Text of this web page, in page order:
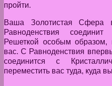
пройти.
Ваша Золотистая
Равноденствия
Решеткой особым образом,
вас. С Равноденствия
соединится с
переместить вас туда, куда